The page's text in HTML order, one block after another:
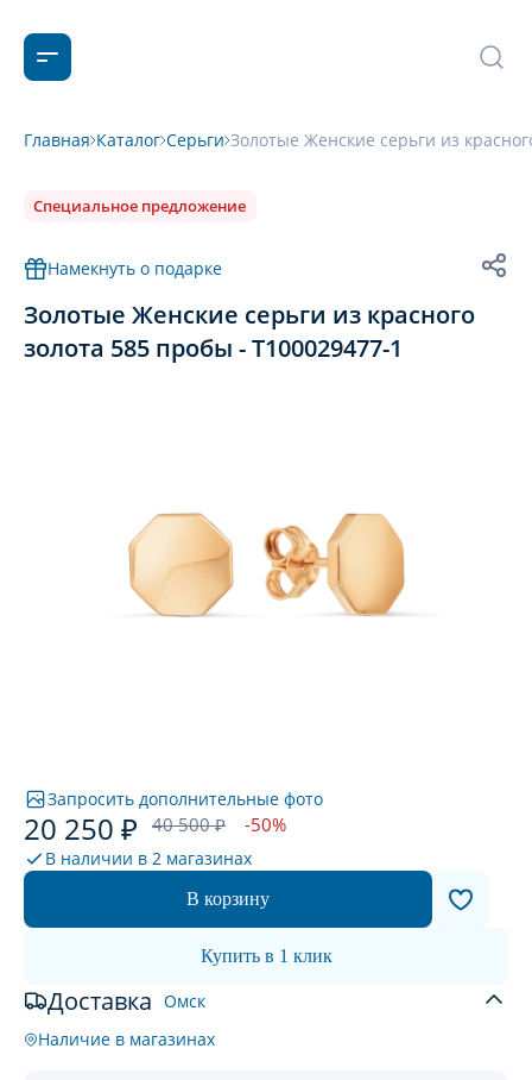
Главная Каталог Серьги Золотые Женские серьги из
Специальное предложение
Намекнуть о подарке
Золотые Женские серьги из красного
золота 585 пробы - Т100029477-1
Запросить дополнительные фото
20 250 ₽ 40 500 ₽ -50%
В наличии в 2 магазинах
В корзину
Купить в 1 клик
Доставка Омск
Наличие в магазинах